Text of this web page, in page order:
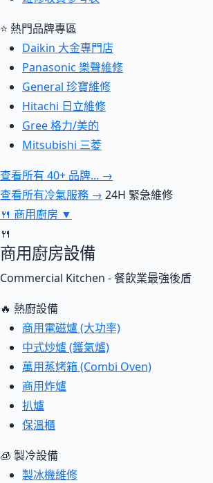
⭐ 熱門品牌專區
Daikin 大金專門店
Panasonic 樂聲維修
General 珍寶維修
Hitachi 日立維修
Gree 格力/美的
Mitsubishi 三菱
查看所有 40+ 品牌... →
查看所有冷氣服務 → 24H 緊急維修
🍴 商用廚房 ▼
🍴
商用廚房設備
Commercial Kitchen - 餐飲業最強後盾
🔥 熱廚設備
商用電磁爐 (大功率)
中式炒爐 (鑊氣爐)
萬用蒸烤箱 (Combi Oven)
商用炸爐
扒爐
保溫櫃
🧊 製冷設備
製冰機維修